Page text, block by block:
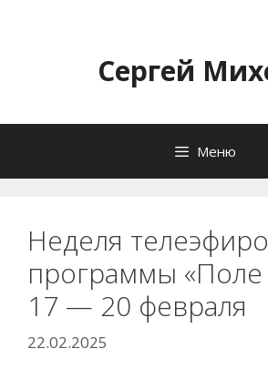
содержимомуСергей
Меню
Неделя
программы
17 — 20 февраля
22.02.2025